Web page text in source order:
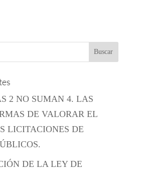
2 NO SUMAN 4. LAS
DE VALORAR EL
LICITACIONES DE
DE LA LEY DE